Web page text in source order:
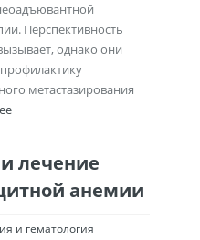
Перспективность
однако они
метастазирования
лечение
анемии
и гематология